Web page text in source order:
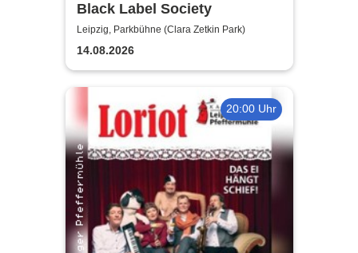
Black Label Society
Leipzig, Parkbühne (Clara Zetkin Park)
14.08.2026
20:00 Uhr